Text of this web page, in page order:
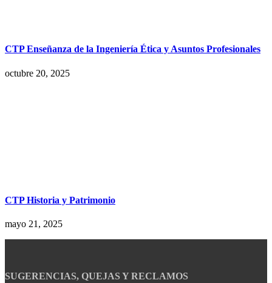
CTP Enseñanza de la Ingeniería Ética y Asuntos Profesionales
octubre 20, 2025
CTP Historia y Patrimonio
mayo 21, 2025
SUGERENCIAS, QUEJAS Y RECLAMOS